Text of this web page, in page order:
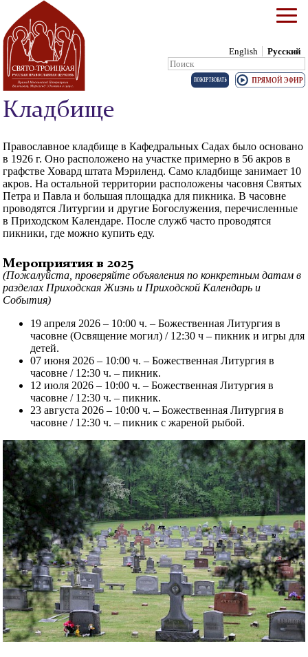
English Русский
Search:
Skip to content
Кладбище
Православное кладбище в Кафедральных Садах было основано
в 1926 г. Оно расположено на участке примерно в 56 акров в
графстве Ховард штата Мэриленд. Само кладбище занимает 10
акров. На остальной территории расположены часовня Святых
Петра и Павла и большая площадка для пикника. В часовне
проводятся Литургии и другие Богослужения, перечисленные
в Приходском Календаре. После служб часто проводятся
пикники, где можно купить еду.
Мероприятия в 2025
(Пожалуйста, проверяйте объявления по конкретным датам в
разделах Приходская Жизнь и Приходской Календарь и
События)
19 апреля 2026 – 10:00 ч. – Божественная Литургия в
часовне (Освящение могил) / 12:30 ч – пикник и игры для
детей.
07 июня 2026 – 10:00 ч. – Божественная Литургия в
часовне / 12:30 ч. – пикник.
12 июля 2026 – 10:00 ч. – Божественная Литургия в
часовне / 12:30 ч. – пикник.
23 августа 2026 – 10:00 ч. – Божественная Литургия в
часовне / 12:30 ч. – пикник с жареной рыбой.